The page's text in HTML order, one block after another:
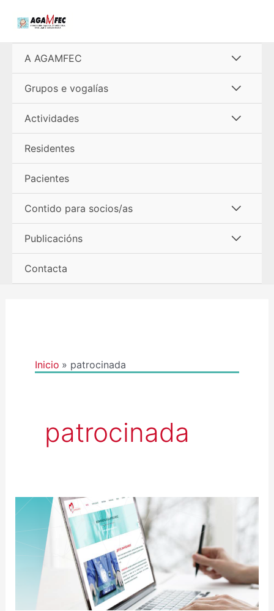
A AGAMFEC
menú
Grupos e vogalías
menú
Actividades
Residentes
Pacientes
Contido para socios/as
menú
Publicacións
Contacta
Inicio patrocinada
patrocinada